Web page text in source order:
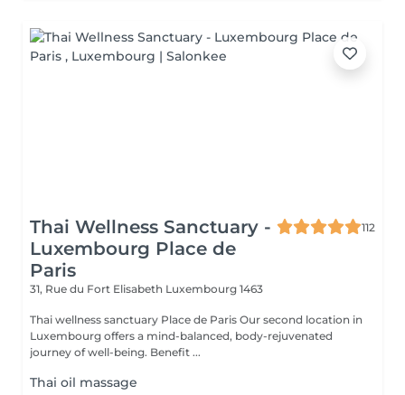
Thai Wellness Sanctuary -
Luxembourg Place de
Paris
112
31, Rue du Fort Elisabeth Luxembourg 1463
Thai wellness sanctuary Place de Paris Our second location in
Luxembourg offers a mind-balanced, body-rejuvenated
journey of well-being. Benefit ...
Thai oil massage